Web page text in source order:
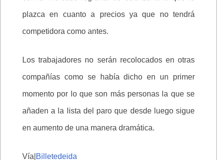
plazca en cuanto a precios ya que no tendrá
competidora como antes.
Los trabajadores no serán recolocados en otras
compañías como se había dicho en un primer
momento por lo que son más personas la que se
añaden a la lista del paro que desde luego sigue
en aumento de una manera dramática.
Vía| Billetedeida